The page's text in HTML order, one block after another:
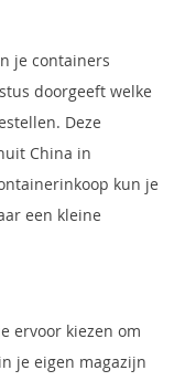
je containers
doorgeeft welke
Deze
China in
kun je
een kleine
ervoor kiezen om
je eigen magazijn